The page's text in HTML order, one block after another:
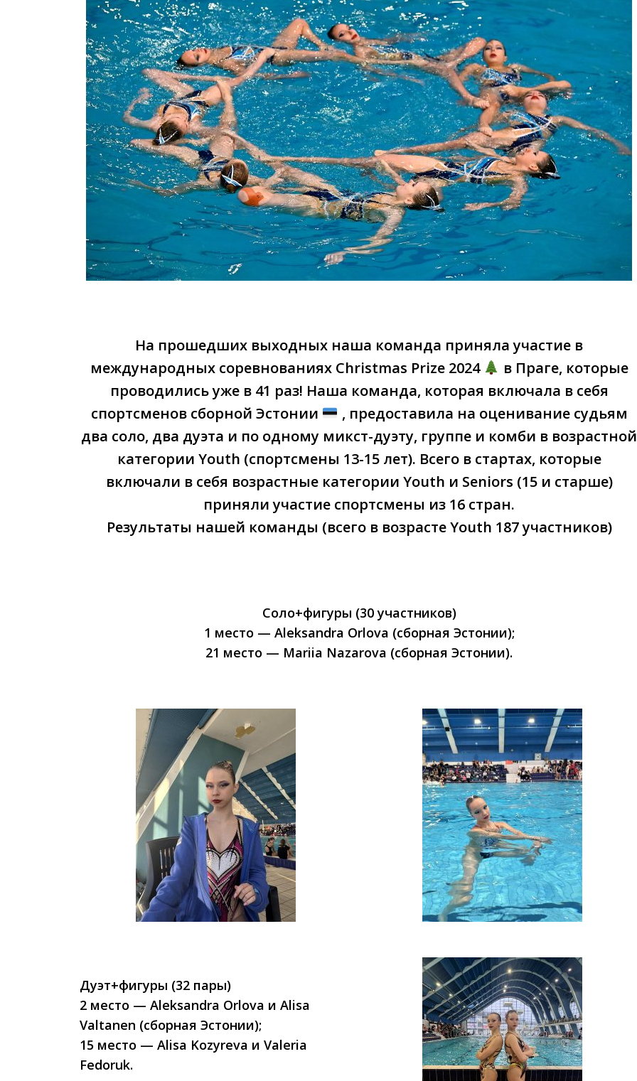
На прошедших выходных наша команда приняла участие в
международных соревнованиях Christmas Prize 2024
в Праге, которые
проводились уже в 41 раз! Наша команда, которая включала в себя
спортсменов сборной Эстонии
, предоставила на оценивание судьям
два соло, два дуэта и по одному микст-дуэту, группе и комби в возрастной
категории Youth (спортсмены 13-15 лет). Всего в стартах, которые
включали в себя возрастные категории Youth и Seniors (15 и старше)
приняли участие спортсмены из 16 стран.
Результаты нашей команды (всего в возрасте Youth 187 участников)
Соло+фигуры (30 участников)
1 место — Aleksandra Orlova (сборная Эстонии);
21 место — Mariia Nazarova (сборная Эстонии).
Дуэт+фигуры (32 пары)
2 место — Aleksandra Orlova и Alisa
Valtanen (сборная Эстонии);
15 место — Alisa Kozyreva и Valeria
Fedoruk.